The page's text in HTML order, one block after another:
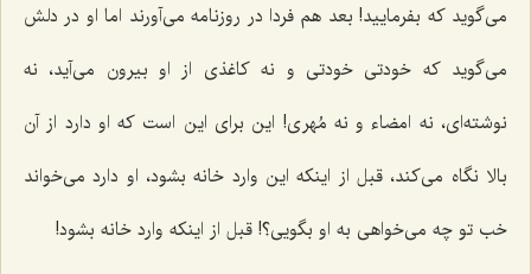
مى‌گوید که بفرمایید! بعد هم فردا در روزنامه مى‌آورند اما او در دلش
مى‌گوید که خودتى خودتى و نه كاغذى از او بیرون مى‌آید، نه
نوشته‌اى، نه امضاء و نه مُهرى! این براى این است كه او دارد از آن
بالا نگاه مى‌كند، قبل از اینكه این وارد خانه بشود، او دارد مى‌خواند
خب تو چه مى‌خواهى به او بگویى؟! قبل از اینكه وارد خانه بشود!